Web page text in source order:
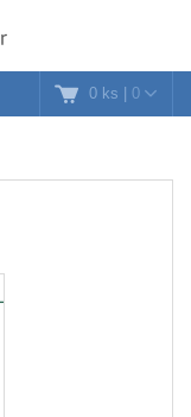
0 ks | 0